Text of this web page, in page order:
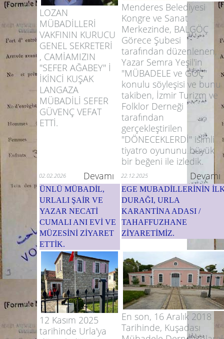
LOZAN
MÜBADİLLERİ
VAKFININ KURUCU
GENEL SEKRETERİ
, CAMİAMIZIN
"SEFER AĞABEY" İ
İKİNCİ KUŞAK
LANGAZA
MÜBADİLİ SEFER
GÜVENÇ VEFAT
ETTİ.
Menderes Belediyesi
Kongre ve Sanat
Merkezinde, BALGÖÇ
Görece Şubesi
tarafından düzenlenen,
Yazar Semra Yeşil'in
"MÜBADELE ve GÖÇ"
konulu söyleşisi ve bunu
takiben, İzmir Turizm ve
Folklor Derneği
tarafından
gerçekleştirilen
"DÖNECEKLERDİ" isimli
tiyatro oyununu büyük
bir beğeni ile izledik.
02.02.2026 Devamı 22.12.2025 Devamı
ÜNLÜ MÜBADİL,
URLALI ŞAİR VE
YAZAR NECATİ
CUMALI ANI EVİ VE
MÜZESİNİ ZİYARET
ETTİK.
EGE MUBADİLLERİNİN
DURAĞI, URLA
KARANTİNA ADASI /
TAHAFFUZHANE
ZİYARETİMİZ.
12 Kasım 2025
tarihinde Urla'ya
En son, 16 Aralık 2018
Tarihinde, Kuşadası